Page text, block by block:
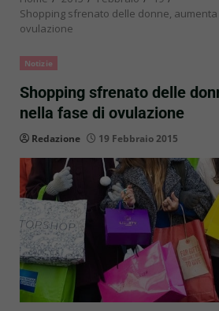
Shopping sfrenato delle donne,
ovulazione
Notizie
Shopping sfrenato delle
nella fase di ovulazione
Redazione 19 Febbraio 2015